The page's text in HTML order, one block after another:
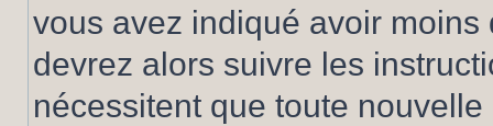
vous avez indiqué avoir moins
devrez alors suivre les
nécessitent que toute